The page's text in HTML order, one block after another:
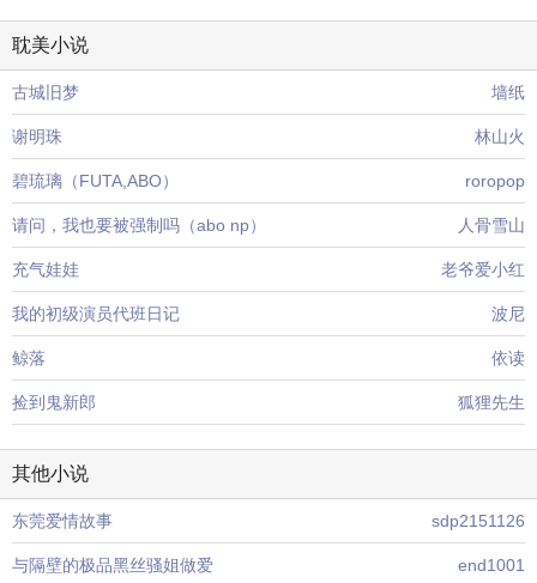
耽美小说
古城旧梦 墙纸
谢明珠 林山火
碧琉璃（FUTA,ABO） roropop
请问，我也要被强制吗（abo np） 人骨雪山
充气娃娃 老爷爱小红
我的初级演员代班日记 波尼
鲸落 依读
捡到鬼新郎 狐狸先生
其他小说
东莞爱情故事 sdp2151126
与隔壁的极品黑丝骚姐做爱 end1001